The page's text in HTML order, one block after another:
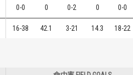
0-0 0 0-2 0 0-0
16-38 42.1 3-21 14.3 18-22